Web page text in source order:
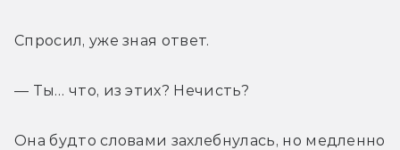
Спросил, уже зная ответ.
— Ты… что, из этих? Нечисть?
Она будто словами захлебнулась, но медленно